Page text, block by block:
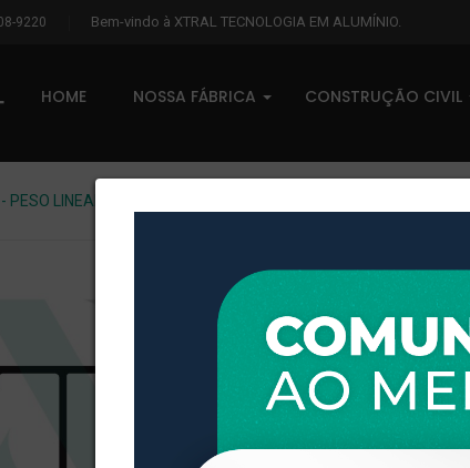
9220 Bem-vindo à XTRAL TECNOLOGIA EM ALUMÍNIO.
HOME NOSSA FÁBRICA CONSTRUÇÃO CIVIL
LINEAR: 0,858kg/m
XTL-
Taxas R$ 0,00